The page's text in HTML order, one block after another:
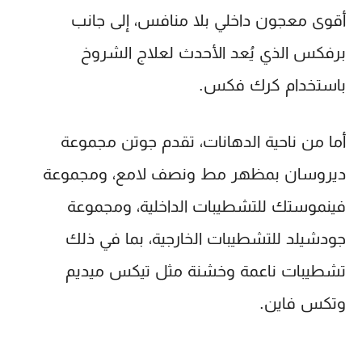
أقوى معجون داخلي بلا منافس، إلى جانب
برفكس الذي يُعد الأحدث لعلاج الشروخ
باستخدام كرك فكس.
أما من ناحية الدهانات، تقدم جوتن مجموعة
ديروسان بمظهر مط ونصف لامع، ومجموعة
فينموستك للتشطيبات الداخلية، ومجموعة
جودشيلد للتشطيبات الخارجية، بما في ذلك
تشطيبات ناعمة وخشنة مثل تيكس ميديم
وتكس فاين.